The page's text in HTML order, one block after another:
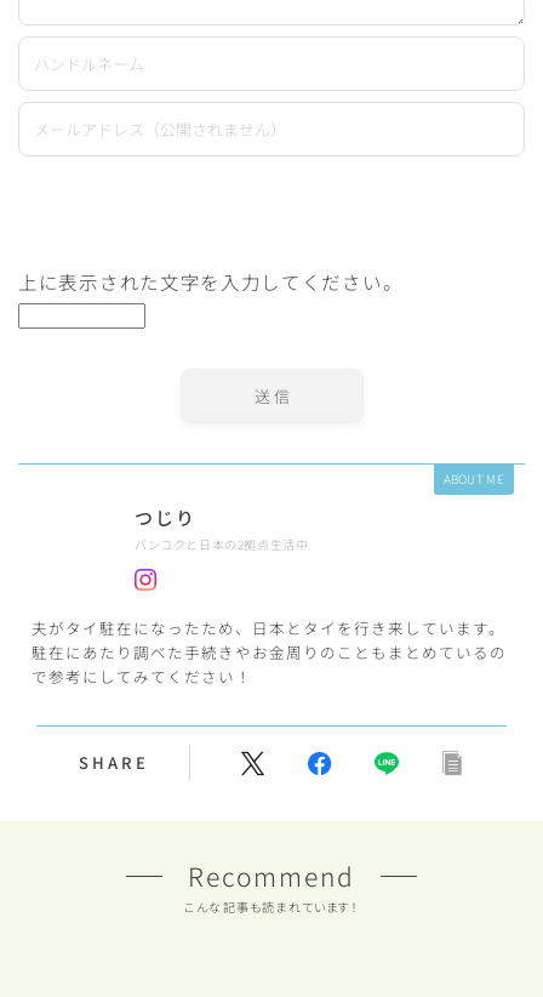
上に表示された文字を入力してください。
ABOUT ME
つじり
バンコクと日本の2拠点生活中
夫がタイ駐在になったため、日本とタイを行き来しています。
駐在にあたり調べた手続きやお金周りのこともまとめているの
で参考にしてみてください！
SHARE
Recommend
こんな記事も読まれています！